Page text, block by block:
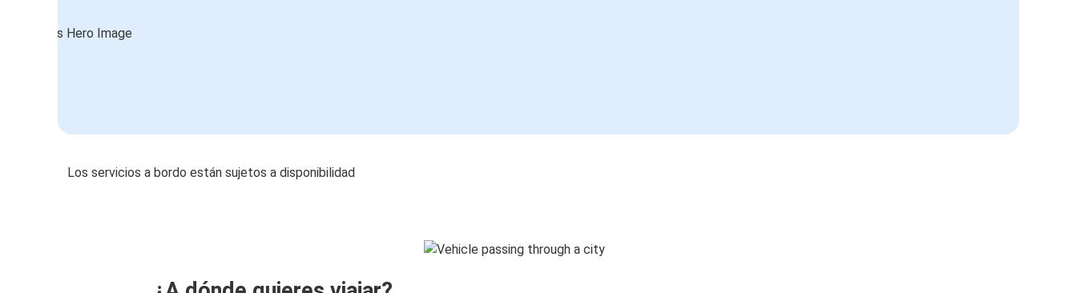
Los servicios a bordo están sujetos a disponibilidad